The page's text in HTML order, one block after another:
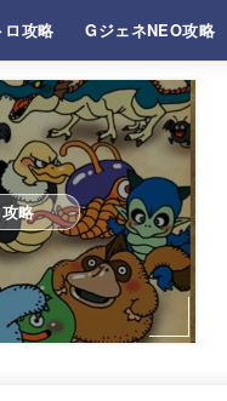
ロ攻略 GジェネNEO攻略
略